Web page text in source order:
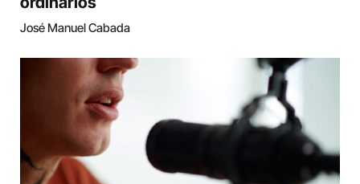
José Manuel Cabada